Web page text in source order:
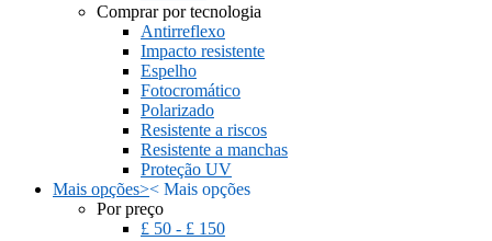
Comprar por tecnologia
Antirreflexo
Impacto resistente
Espelho
Fotocromático
Polarizado
Resistente a riscos
Resistente a manchas
Proteção UV
Mais opções>< Mais opções
Por preço
£ 50 - £ 150